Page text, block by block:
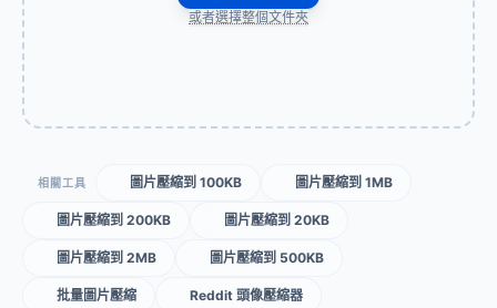
或者選擇整個文件夾
相關工具 圖片壓縮到 100KB 圖片壓縮到 1MB
圖片壓縮到 200KB 圖片壓縮到 20KB
圖片壓縮到 2MB 圖片壓縮到 500KB
批量圖片壓縮 Reddit 頭像壓縮器